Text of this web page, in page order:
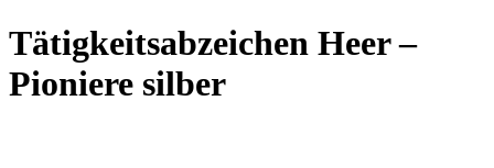
Tätigkeitsabzeichen Heer –
Pioniere silber